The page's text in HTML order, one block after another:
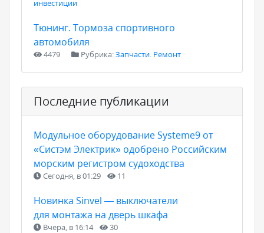
инвестиции
Тюнинг. Тормоза спортивного
автомобиля
4479 Рубрика:Запчасти. Ремонт
Последние публикации
Модульное оборудование Systeme9 от
«Систэм Электрик» одобрено Российским
морским регистром судоходства
Сегодня, в 01:29 11
Новинка Sinvel — выключатели
для монтажа на дверь шкафа
Вчера, в 16:14 30